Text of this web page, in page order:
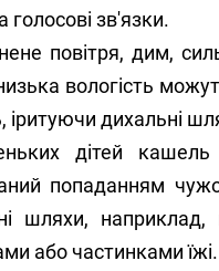
голосові зв'язки.
повітря, дим,
вологість
іритуючи дихальні
дітей
попаданням
шляхи, наприклад,
або частинками їжі.